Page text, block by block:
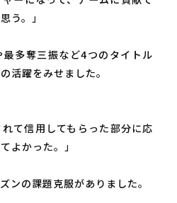
う。」
多奪三振など4つのタイトル
活躍をみせました。
れて信用してもらった部分に応
よかった。」
ンの課題克服がありました。